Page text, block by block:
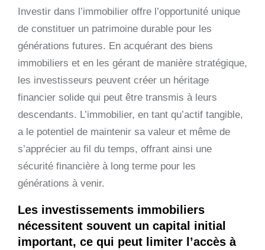
Investir dans l’immobilier offre l’opportunité unique
de constituer un patrimoine durable pour les
générations futures. En acquérant des biens
immobiliers et en les gérant de manière stratégique,
les investisseurs peuvent créer un héritage
financier solide qui peut être transmis à leurs
descendants. L’immobilier, en tant qu’actif tangible,
a le potentiel de maintenir sa valeur et même de
s’apprécier au fil du temps, offrant ainsi une
sécurité financière à long terme pour les
générations à venir.
Les investissements immobiliers
nécessitent souvent un capital initial
important, ce qui peut limiter l’accès à